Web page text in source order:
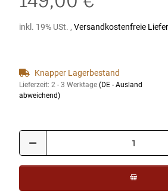
inkl. 19% USt. , Versandkostenfreie
Knapper Lagerbestand
Lieferzeit: 2 - 3 Werktage (DE - Ausland
abweichend)